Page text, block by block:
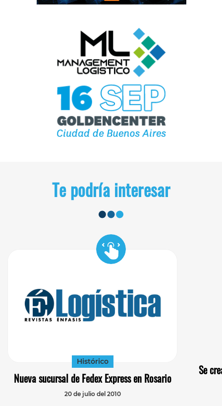
Te podría interesar
Histórico
Nueva sucursal de Fedex Express en Rosario
20 de julio del 2010
Se